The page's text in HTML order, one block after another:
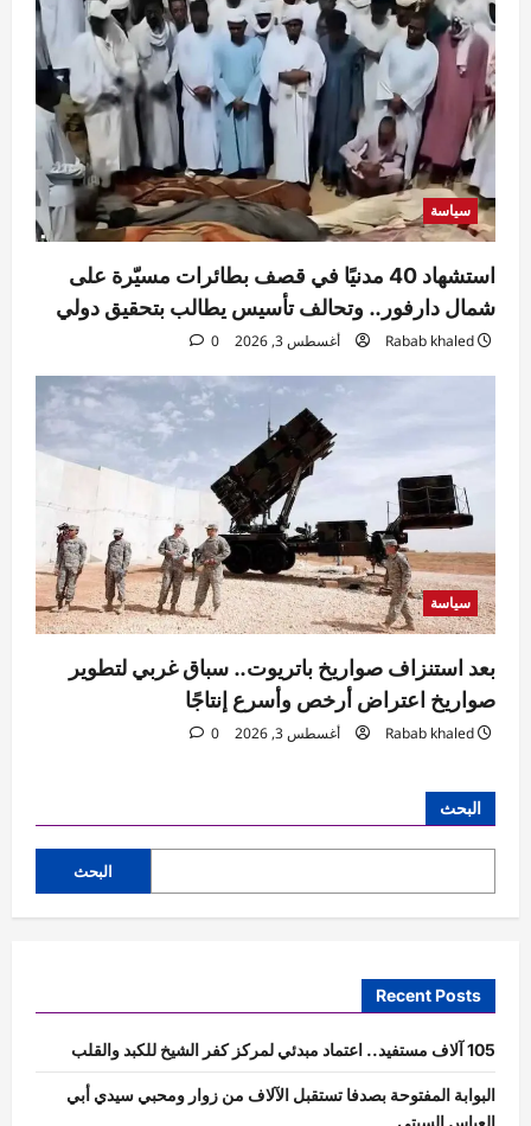
سياسة
استشهاد 40 مدنيًا في قصف بطائرات مسيّرة على
شمال دارفور.. وتحالف تأسيس يطالب بتحقيق دولي
Rabab khaled أغسطس 3, 2026 0
سياسة
بعد استنزاف صواريخ باتريوت.. سباق غربي لتطوير
صواريخ اعتراض أرخص وأسرع إنتاجًا
Rabab khaled أغسطس 3, 2026 0
البحث
البحث
Recent Posts
105 آلاف مستفيد.. اعتماد مبدئي لمركز كفر الشيخ للكبد والقلب
البوابة المفتوحة بصدفا تستقبل الآلاف من زوار ومحبي سيدي أبي
العباس السبتي